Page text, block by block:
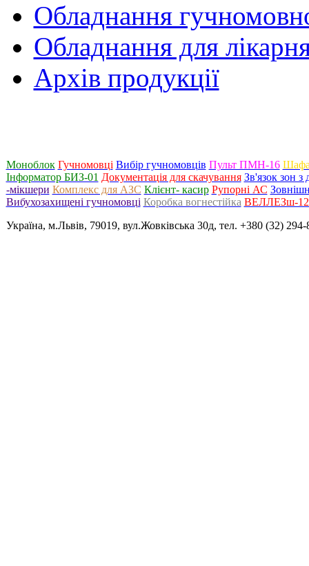
Обладнання
Обладнання для
Архів продукції
Моноблок Гучномовці Вибір гучномовців Пульт ПМН-16 Шафа
Інформатор БИЗ-01 Документація для скачування Зв'язок зон
-мікшери Комплекс для АЗС Клієнт- касир Рупорні АС
Вибухозахищені гучномовці Коробка вогнестійка ВЕЛЛЕЗш-
Україна, м.Львів, 79019, вул.Жовківська 30д, тел. +380 (32)